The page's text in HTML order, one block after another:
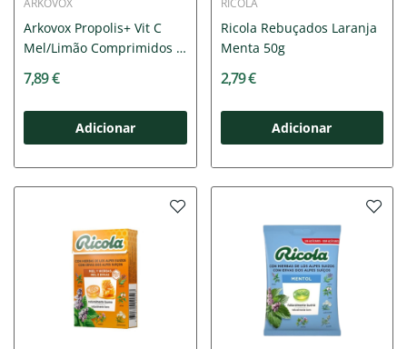
ARKOVOX
Arkovox Propolis+ Vit C
Mel/Limão Comprimidos X
7,89 €
Adicionar
RICOLA
Ricola Rebuçados Laranja
Menta 50g
2,79 €
Adicionar